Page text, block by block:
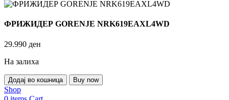
ФРИЖИДЕР GORENJE NRK619EAXL4WD
29.990 ден
На залиха
Додај во кошница Buy now
Shop